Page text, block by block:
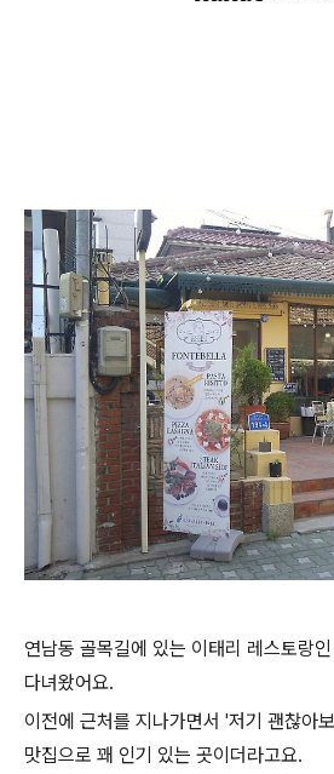
연남동 골목길에 있는 이태리 레스토랑
다녀왔어요.
이전에 근처를 지나가면서 '저기 괜찮아
맛집으로 꽤 인기 있는 곳이더라고요.